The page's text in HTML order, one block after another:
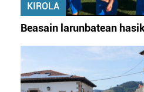
KIROLA
Beasain larunbatean